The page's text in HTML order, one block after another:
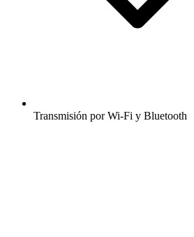
Transmisión por Wi-Fi y Bluetooth